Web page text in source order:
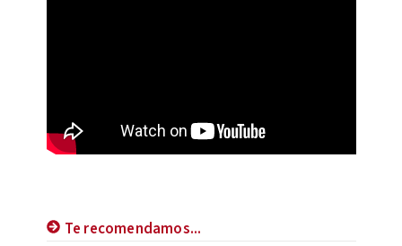
Te recomendamos...